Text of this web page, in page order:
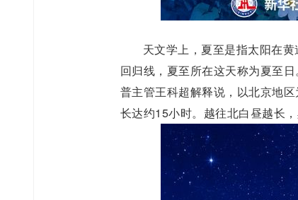
天文学上，夏至是指太阳在
回归线，夏至所在这天称为夏至
普主管王科超解释说，以北京地
长达约15小时。越往北白昼越长